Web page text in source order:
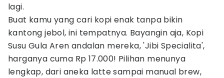
lagi.
Buat kamu yang cari kopi enak tanpa bikin
kantong jebol, ini tempatnya. Bayangin aja, Kopi
Susu Gula Aren andalan mereka, 'Jibi Specialita',
harganya cuma Rp 17.000! Pilihan menunya
lengkap, dari aneka latte sampai manual brew,